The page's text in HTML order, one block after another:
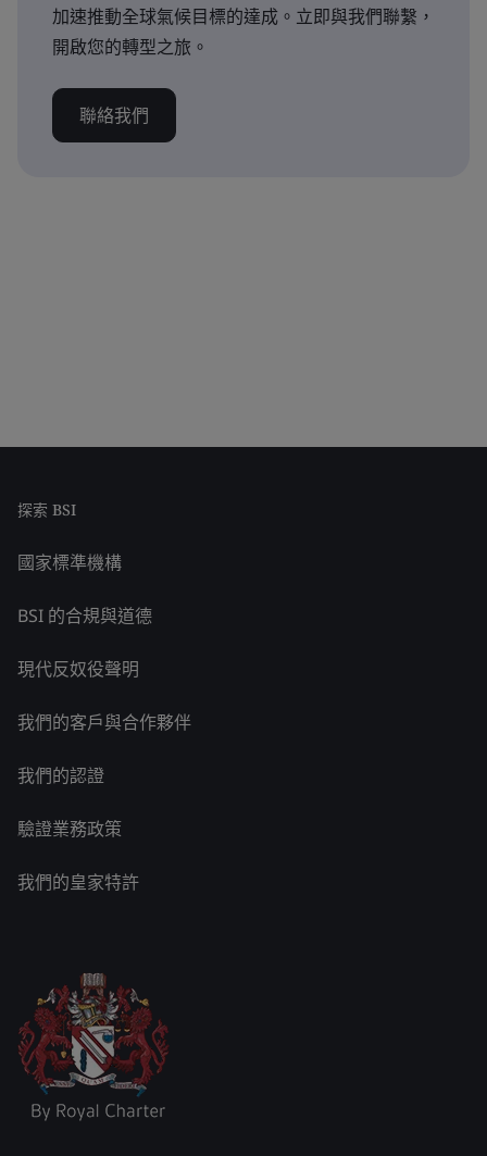
加速推動全球氣候目標的達成。立即與我們聯繫，
開啟您的轉型之旅。
聯絡我們
探索 BSI
國家標準機構
BSI 的合規與道德
現代反奴役聲明
我們的客戶與合作夥伴
我們的認證
驗證業務政策
我們的皇家特許